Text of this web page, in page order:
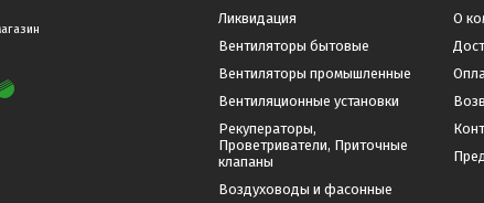
Ликвидация
Вентиляторы бытовые
Вентиляторы промышленные
Вентиляционные установки
Рекуператоры,
Проветриватели, Приточные
клапаны
Воздуховоды и фасонные
О